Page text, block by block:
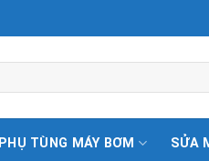
PHỤ TÙNG MÁY BƠM SỬA